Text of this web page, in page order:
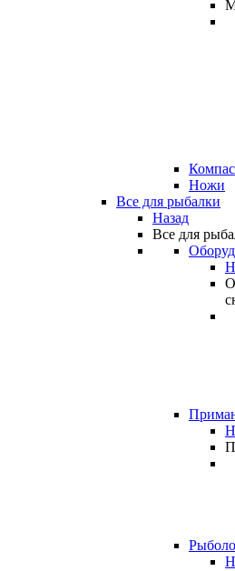
Ножи
Все для рыбалки
Назад
Все для